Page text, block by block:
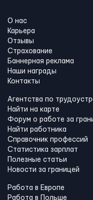
О нас
Карьера
Отзывы
Страхование
Баннерная реклама
Наши награды
Контакты
Агентства по
Найти на карте
Форум о работе за
Найти работника
Справочник профессий
Статистика зарплат
Полезные статьи
Новости за границей
Работа в Европе
Работа в Польше